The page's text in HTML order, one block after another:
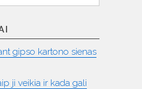
gipso kartono sienas
ji veikia ir kada gali